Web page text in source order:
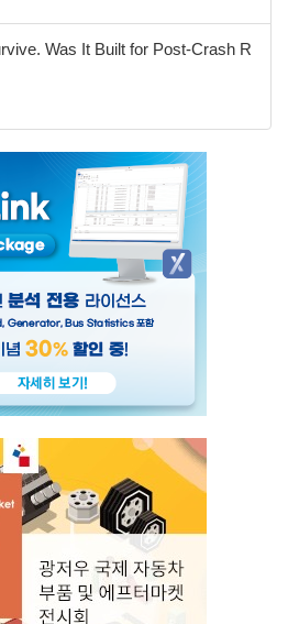
Was It Built for Post-Crash R